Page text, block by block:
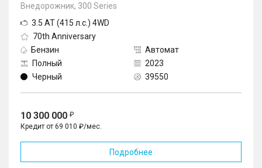
Внедорожник, 300 Series
3.5 AT (415 л.с.) 4WD
70th Anniversary
Бензин
Автомат
Полный
2023
Черный
39550
10 300 000
Кредит от 69 010 ₽/мес.
Подробнее